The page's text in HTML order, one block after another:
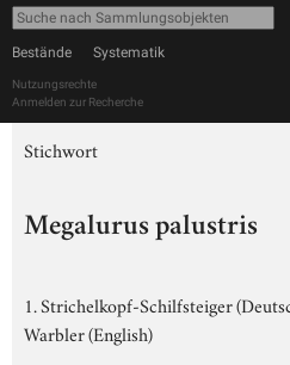
Bestände Systematik
Nutzungsrechte
Anmelden zur Recherche
Stichwort
Megalurus palustris
1. Strichelkopf-Schilfsteiger
Warbler (English)